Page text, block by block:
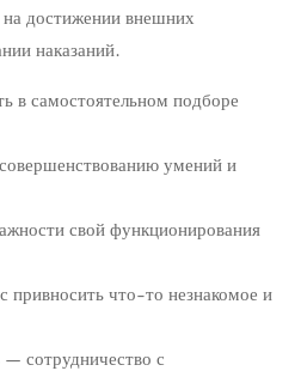
достижении внешних
наказаний.
в самостоятельном подборе
умений и
свой функционирования
привносить что-то незнакомое и
— сотрудничество с